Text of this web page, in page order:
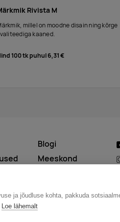
ja jõudluse kohta, pakkuda
Loe lähemalt
Rivista M
millel on moodne disain ning kõrge
kaaned.
100 tk puhul6,31 €
Blogi
Meeskond